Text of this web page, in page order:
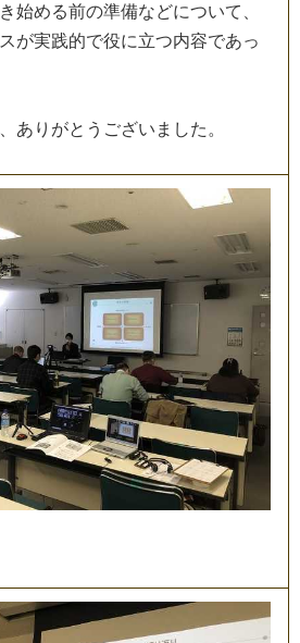
き始める前の準備などについて
スが実践的で役に立つ内容であっ
あ り がと う ござい ま した 。